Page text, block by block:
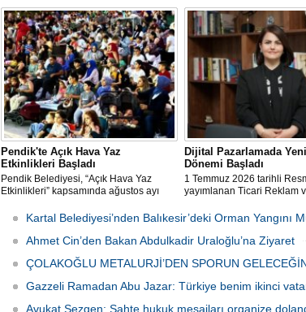
özelliği taşıyan “Özel Çocuk ve Aile
Akademisi” programından ilk dönemde
60 özel çocuk yararlandı.
Memur-Sen Genel Başkanı
rahmet-i Rahman'a
babası Selahattin Yalçın
Sen İstanbul Şubelerinin
organizasyonuyla 1
günü Sultanbeyli
Camii'nde taziye merasimi
Pendik'te Açık Hava Yaz
Etkinlikleri Başladı
Pendik Belediyesi, “Açık Hava Yaz
Etkinlikleri” kapsamında ağustos ayı
geceleri ve açık hava tiyatrolarıyla
vatandaşları kültür ve sanat
etkinliklerinde buluşturuyor.
Dijital Pazarlamada
Dönemi Başladı
1 Temmuz 2026 tarihli
yayımlanan Ticari Reklam
değişiklikleri, 1 Ağustos
Kartal Belediyesi’nden Balıkesir’deki Orman Yangını
Ahmet Cin’den Bakan Abdulkadir Uraloğlu’na Ziyaret
ÇOLAKOĞLU METALURJİ’DEN SPORUN
Gazzeli Ramadan Abu Jazar: Türkiye benim ikinci
Avukat Sezgen: Sahte hukuk mesajları organize